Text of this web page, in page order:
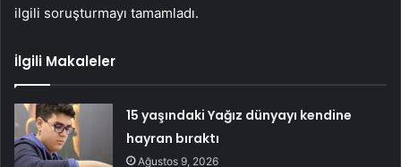
ilgili soruşturmayı tamamladı.
İlgili Makaleler
15 yaşındaki Yağız dünyayı kendine
hayran bıraktı
Ağustos 9, 2026